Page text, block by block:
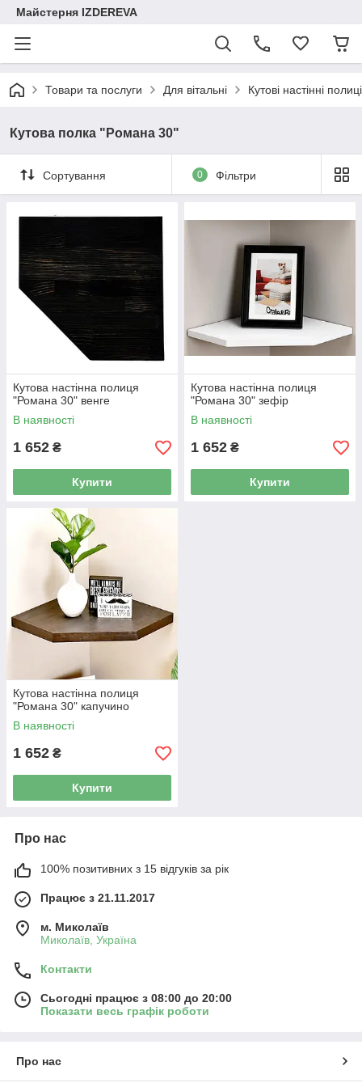
Майстерня IZDEREVA
Товари та послуги Для вітальні Кутові настінні полиці
Кутова полка "Романа 30"
Сортування 0 Фільтри
Кутова настінна полиця
"Романа 30" венге
В наявності
1 652 ₴
Купити
Кутова настінна полиця
"Романа 30" зефір
В наявності
1 652 ₴
Купити
Кутова настінна полиця
"Романа 30" капучино
В наявності
1 652 ₴
Купити
Про нас
100% позитивних з 15 відгуків за рік
Працює з 21.11.2017
м. Миколаїв
Миколаїв, Україна
Контакти
Сьогодні працює з 08:00 до 20:00
Показати весь графік роботи
Про нас